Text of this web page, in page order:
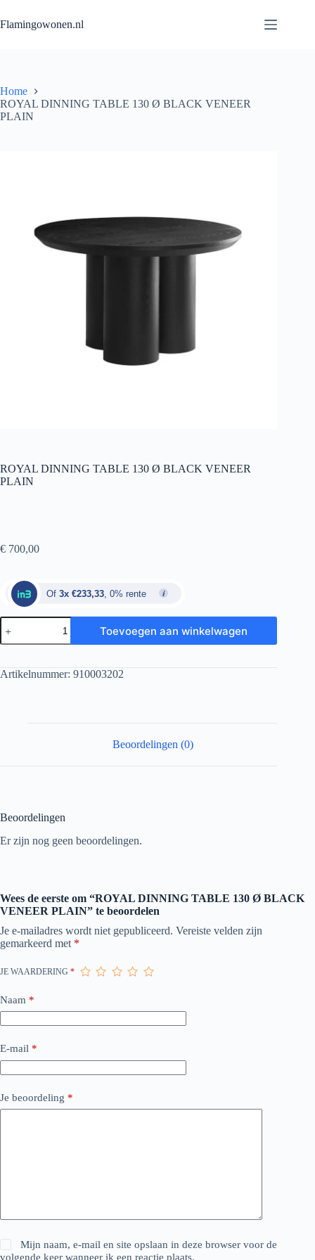
Flamingowonen.nl
Home
ROYAL DINNING TABLE 130 Ø BLACK VENEER
PLAIN
ROYAL DINNING TABLE 130 Ø BLACK VENEER
PLAIN
€ 700,00
Of 3x €233,33, 0% rente
Toevoegen aan winkelwagen
Artikelnummer: 910003202
Beoordelingen (0)
Beoordelingen
Er zijn nog geen beoordelingen.
Wees de eerste om “ROYAL DINNING TABLE 130 Ø BLACK
VENEER PLAIN” te beoordelen
Je e-mailadres wordt niet gepubliceerd. Vereiste velden zijn
gemarkeerd met *
JE WAARDERING *
Naam *
E-mail *
Je beoordeling *
Mijn naam, e-mail en site opslaan in deze browser voor de
volgende keer wanneer ik een reactie plaats.